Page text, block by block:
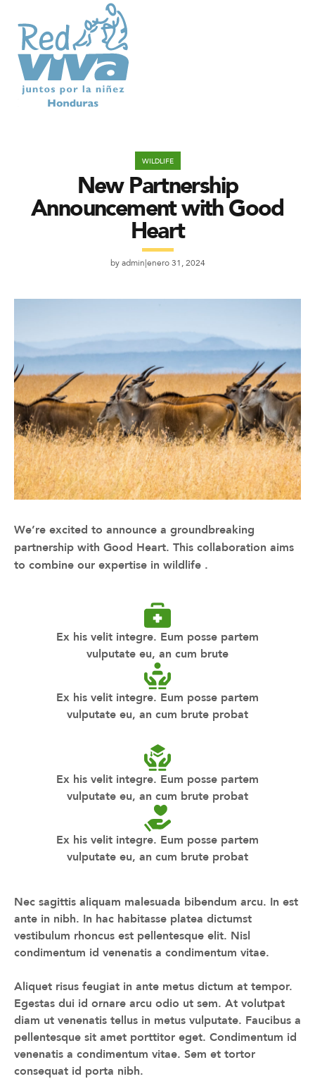
WILDLIFE
New Partnership
Announcement with Good
Heart
byadmin enero 31, 2024
We’re excited to announce a groundbreaking
partnership with Good Heart. This collaboration aims
to combine our expertise in wildlife .
Ex his velit integre. Eum posse partem
vulputate eu, an cum brute
Ex his velit integre. Eum posse partem
vulputate eu, an cum brute probat
Ex his velit integre. Eum posse partem
vulputate eu, an cum brute probat
Ex his velit integre. Eum posse partem
vulputate eu, an cum brute probat
Nec sagittis aliquam malesuada bibendum arcu. In est
ante in nibh. In hac habitasse platea dictumst
vestibulum rhoncus est pellentesque elit. Nisl
condimentum id venenatis a condimentum vitae.
Aliquet risus feugiat in ante metus dictum at tempor.
Egestas dui id ornare arcu odio ut sem. At volutpat
diam ut venenatis tellus in metus vulputate. Faucibus a
pellentesque sit amet porttitor eget. Condimentum id
venenatis a condimentum vitae. Sem et tortor
consequat id porta nibh.